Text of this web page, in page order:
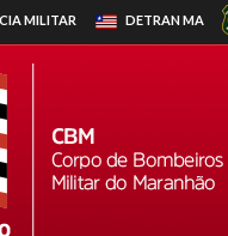
MILITAR DETRANMA